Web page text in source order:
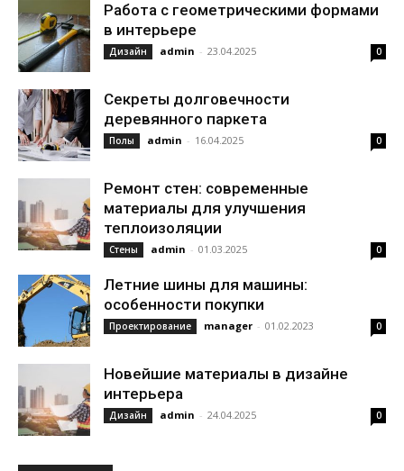
Работа с геометрическими формами
в интерьере
Дизайн admin - 23.04.2025 0
Секреты долговечности
деревянного паркета
Полы admin - 16.04.2025 0
Ремонт стен: современные
материалы для улучшения
теплоизоляции
Стены admin - 01.03.2025 0
Летние шины для машины:
особенности покупки
Проектирование manager - 01.02.2023 0
Новейшие материалы в дизайне
интерьера
Дизайн admin - 24.04.2025 0